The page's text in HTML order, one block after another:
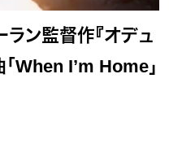
ラン監督作『オデュ
When I’m Home」